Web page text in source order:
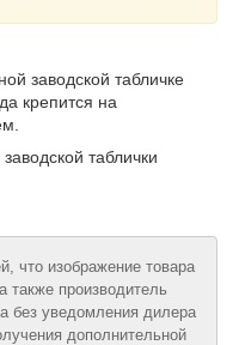
заводской табличке
крепится на
таблички
что изображение товара
также производитель
без уведомления дилера
дополнительной